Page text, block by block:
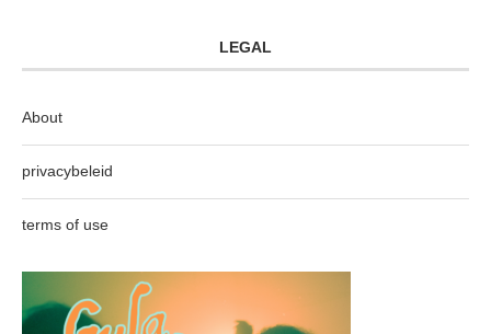
LEGAL
About
privacybeleid
terms of use